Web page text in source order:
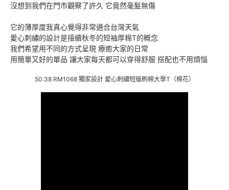
沒想到我們在門市觀察了許久 它竟然毫髮無傷
它的薄厚度我真心覺得非常適合台灣天氣
愛心刺繡的設計是接續秋冬的短袖厚棉T的概念
我們希望用不同的方式呈現 療癒大家的日常
用簡單又好的單品 讓大家每天都可以穿得舒服 搭配也不用煩惱
50:38 RM1068 獨家設計 愛心刺繡短版刷棉大學T（棉花）